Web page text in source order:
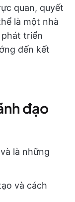
quan, quyết
là một nhà
phát triển
đến kết
đạo
là những
và cách